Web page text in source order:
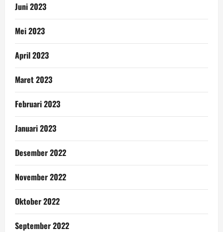
Juni 2023
Mei 2023
April 2023
Maret 2023
Februari 2023
Januari 2023
Desember 2022
November 2022
Oktober 2022
September 2022